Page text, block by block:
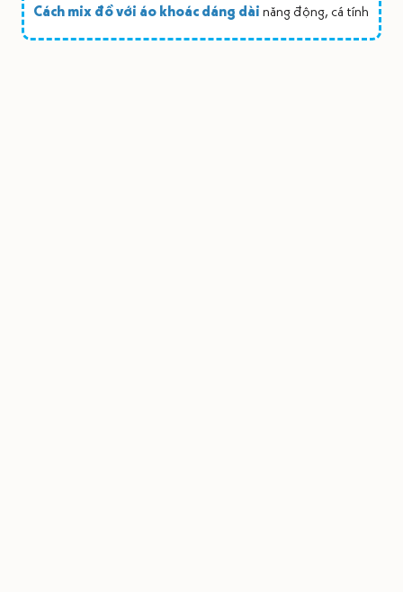
Cách mix đồ với áo khoác dáng dài năng động, cá tính